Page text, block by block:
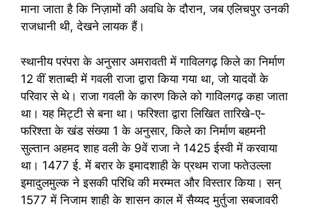
माना जाता है कि निज़ामों की अवधि के दौरान, जब एलिचपुर उनकी
राजधानी थी, देखने लायक हैं।
स्थानीय परंपरा के अनुसार अमरावती में गाविलगढ़ किले का निर्माण
12 वीं शताब्दी में गवली राजा द्वारा किया गया था, जो यादवों के
परिवार से थे। राजा गवली के कारण किले को गाविलगढ़ कहा जाता
था। यह मिट्टी से बना था। फरिश्ता द्वारा लिखित तारिखे-ए-
फरिश्ता के खंड संख्या 1 के अनुसार, किले का निर्माण बहमनी
सुल्तान अहमद शाह वली के 9वें राजा ने 1425 ईस्वी में करवाया
था। 1477 ई. में बरार के इमादशाही के प्रथम राजा फतेउल्ला
इमादुलमुल्क ने इसकी परिधि की मरम्मत और विस्तार किया। सन्
1577 में निजाम शाही के शासन काल में सैय्यद मुर्तुजा सबजावरी